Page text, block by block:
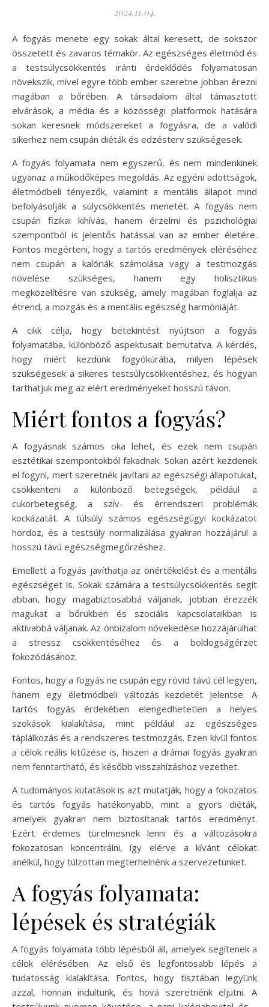
2024.11.04.
A fogyás menete egy sokak által keresett, de sokszor
összetett és zavaros témakör. Az egészséges életmód és
a testsúlycsökkentés iránti érdeklődés folyamatosan
növekszik, mivel egyre több ember szeretne jobban érezni
magában a bőrében. A társadalom által támasztott
elvárások, a média és a közösségi platformok hatására
sokan keresnek módszereket a fogyásra, de a valódi
sikerhez nem csupán diéták és edzésterv szükségesek.
A fogyás folyamata nem egyszerű, és nem mindenkinek
ugyanaz a működőképes megoldás. Az egyéni adottságok,
életmódbeli tényezők, valamint a mentális állapot mind
befolyásolják a súlycsökkentés menetét. A fogyás nem
csupán fizikai kihívás, hanem érzelmi és pszichológiai
szempontból is jelentős hatással van az ember életére.
Fontos megérteni, hogy a tartós eredmények eléréséhez
nem csupán a kalóriák számolása vagy a testmozgás
növelése szükséges, hanem egy holisztikus
megközelítésre van szükség, amely magában foglalja az
étrend, a mozgás és a mentális egészség harmóniáját.
A cikk célja, hogy betekintést nyújtson a fogyás
folyamatába, különböző aspektusait bemutatva. A kérdés,
hogy miért kezdünk fogyókúrába, milyen lépések
szükségesek a sikeres testsúlycsökkentéshez, és hogyan
tarthatjuk meg az elért eredményeket hosszú távon.
Miért fontos a fogyás?
A fogyásnak számos oka lehet, és ezek nem csupán
esztétikai szempontokból fakadnak. Sokan azért kezdenek
el fogyni, mert szeretnék javítani az egészségi állapotukat,
csökkenteni a különböző betegségek, például a
cukorbetegség, a szív- és érrendszeri problémák
kockázatát. A túlsúly számos egészségügyi kockázatot
hordoz, és a testsúly normalizálása gyakran hozzájárul a
hosszú távú egészségmegőrzéshez.
Emellett a fogyás javíthatja az önértékelést és a mentális
egészséget is. Sokak számára a testsúlycsökkentés segít
abban, hogy magabiztosabbá váljanak, jobban érezzék
magukat a bőrükben és szociális kapcsolataikban is
aktívabbá váljanak. Az önbizalom növekedése hozzájárulhat
a stressz csökkentéséhez és a boldogságérzet
fokozódásához.
Fontos, hogy a fogyás ne csupán egy rövid távú cél legyen,
hanem egy életmódbeli változás kezdetét jelentse. A
tartós fogyás érdekében elengedhetetlen a helyes
szokások kialakítása, mint például az egészséges
táplálkozás és a rendszeres testmozgás. Ezen kívül fontos
a célok reális kitűzése is, hiszen a drámai fogyás gyakran
nem fenntartható, és később visszahízáshoz vezethet.
A tudományos kutatások is azt mutatják, hogy a fokozatos
és tartós fogyás hatékonyabb, mint a gyors diéták,
amelyek gyakran nem biztosítanak tartós eredményt.
Ezért érdemes türelmesnek lenni és a változásokra
fokozatosan koncentrálni, így elérve a kívánt célokat
anélkül, hogy túlzottan megterhelnénk a szervezetünket.
A fogyás folyamata:
lépések és stratégiák
A fogyás folyamata több lépésből áll, amelyek segítenek a
célok elérésében. Az első és legfontosabb lépés a
tudatosság kialakítása. Fontos, hogy tisztában legyünk
azzal, honnan indultunk, és hová szeretnénk eljutni. A